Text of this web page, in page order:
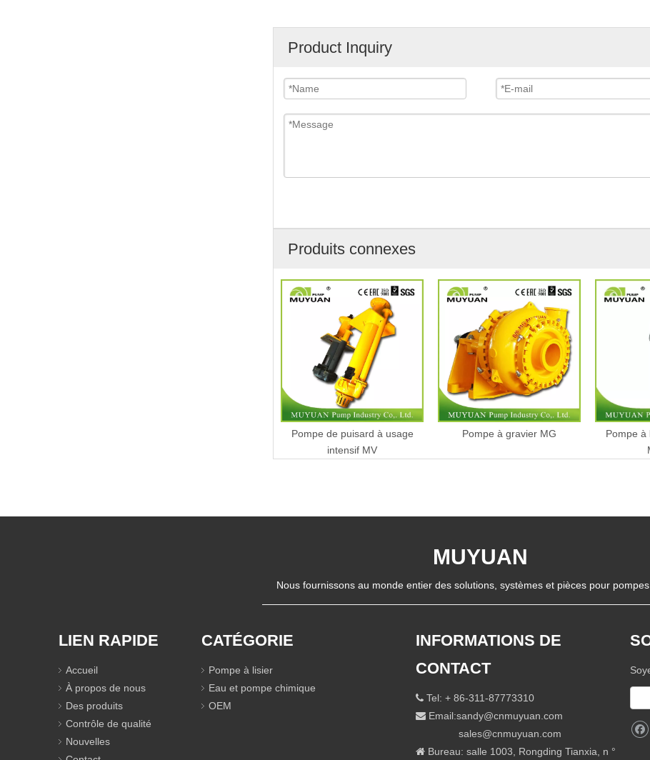
Product Inquiry
Produits connexes
Pompe de puisard à usage
intensif MV
Pompe à gravier MG
Pompe à lisier
MA-
MUYUAN
Nous fournissons au monde entier des solutions, systèmes et pièces pour pompes
LIEN RAPIDE
Accueil
À propos de nous
Des produits
Contrôle de qualité
Nouvelles
CATÉGORIE
Pompe à lisier
Eau et pompe chimique
OEM
INFORMATIONS DE
CONTACT
 Tel: + 86-311-87773310
 Email:sandy@cnmuyuan.com
sales@cnmuyuan.com
 Bureau: salle 1003, Rongding Tianxia, ​​n °